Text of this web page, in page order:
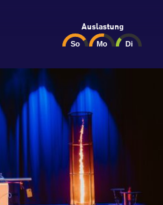
Auslastung